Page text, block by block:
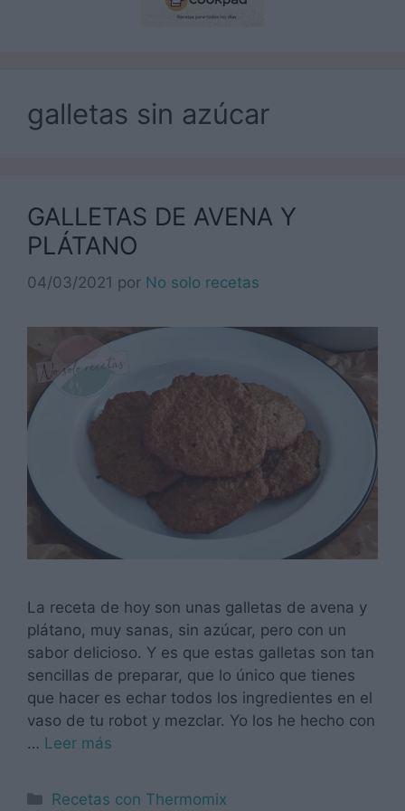
galletas sin azúcar
GALLETAS DE AVENA Y
PLÁTANO
04/03/2021 por No solo recetas
La receta de hoy son unas galletas de avena y
plátano, muy sanas, sin azúcar, pero con un
sabor delicioso. Y es que estas galletas son tan
sencillas de preparar, que lo único que tienes
que hacer es echar todos los ingredientes en el
vaso de tu robot y mezclar. Yo los he hecho con
… Leer más
Categorías
Recetas con Thermomix